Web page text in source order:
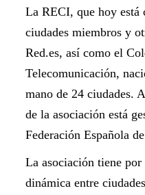
La RECI, que hoy está
ciudades miembros y
Red.es, así como el
Telecomunicación,
mano de 24 ciudades.
de la asociación está
Federación Española
La asociación tiene
dinámica entre